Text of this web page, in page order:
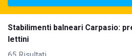
Stabilimenti balneari Carpasio:
lettini